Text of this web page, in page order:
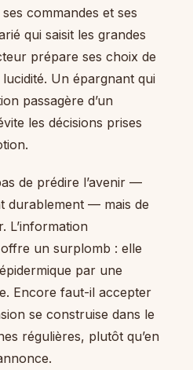
commandes et ses
qui saisit les grandes
prépare ses choix de
Un épargnant qui
passagère d’un
les décisions prises
de prédire l’avenir —
durablement — mais de
L’information
un surplomb : elle
par une
Encore faut-il accepter
se construise dans le
régulières, plutôt qu’en